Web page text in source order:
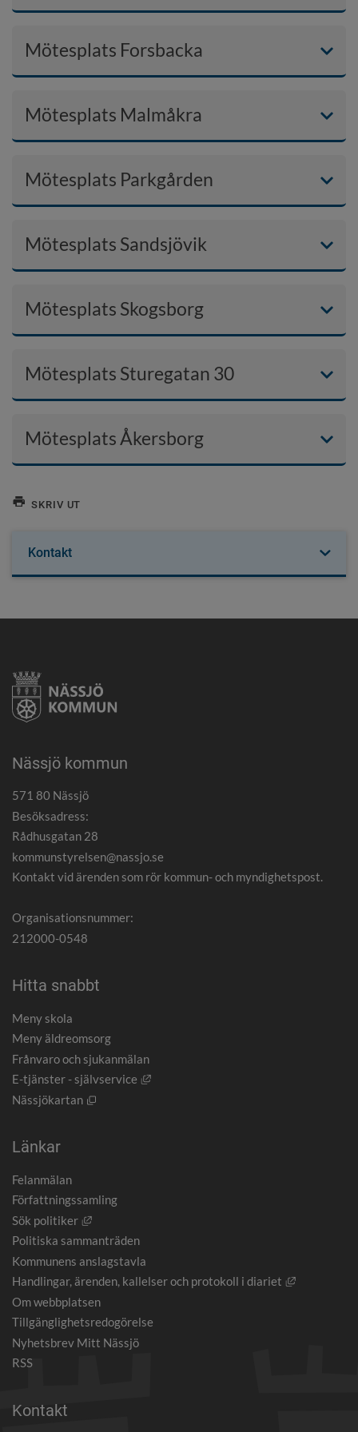
Mötesplats Forsbacka
Mötesplats Malmåkra
Mötesplats Parkgården
Mötesplats Sandsjövik
Mötesplats Skogsborg
Mötesplats Sturegatan 30
Mötesplats Åkersborg
SKRIV UT
Kontakt
Nässjö kommun
571 80 Nässjö
Besöksadress:
Rådhusgatan 28
kommunstyrelsen@nassjo.se
Kontakt vid ärenden som rör kommun- och myndighetspost.
Organisationsnummer:
212000-0548
Hitta snabbt
Meny skola
Meny äldreomsorg
Frånvaro och sjukanmälan
E-tjänster - självservice
Länk till annan webbplats, öppnas i
Nässjökartan
Öppnas i nytt fönster.
Länkar
Felanmälan
Författningssamling
Sök politiker
Länk till annan webbplats, öppnas i nytt fönster.
Politiska sammanträden
Kommunens anslagstavla
Handlingar, ärenden, kallelser och protokoll i diariet
Länk till
Om webbplatsen
Tillgänglighetsredogörelse
Nyhetsbrev Mitt Nässjö
RSS
Kontakt